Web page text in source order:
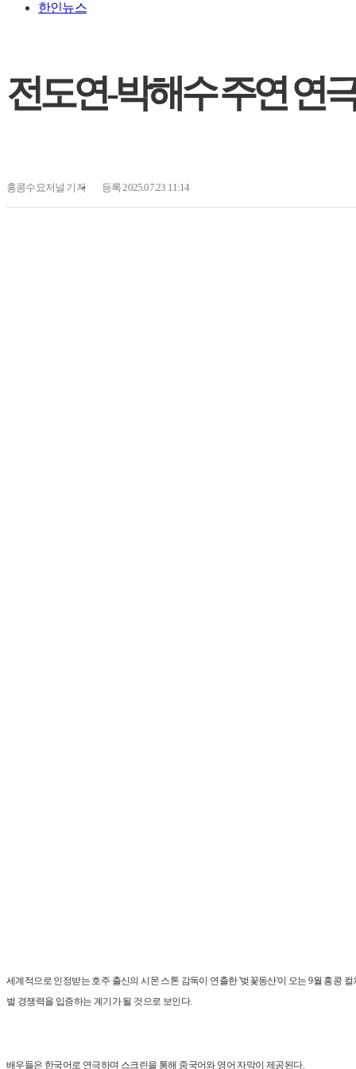
한인뉴스
전도연-박해수 주연 연
홍콩수요저널 기자 등록 2025.07.23 11:14
세계적으로 인정받는 호주 출신의 시몬 스톤 감독이 연출한 '벚꽃동산'이 오는 9월 홍콩 컬
벌 경쟁력을 입증하는 계기가 될 것으로 보인다.
배우들은 한국어로 연극하며 스크린을 통해 중국어와 영어 자막이 제공된다.